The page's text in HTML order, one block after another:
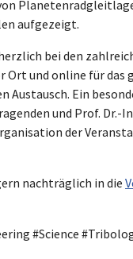
aufgezeigt.
bei den
Ort und online für das
Austausch. Ein
und Prof. Dr.-
der
nachträglich in die
#Science